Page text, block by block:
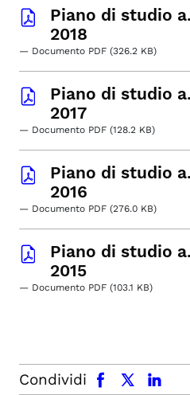
Piano di studio
2018
— Documento PDF (326.2 KB)
Piano di studio
2017
— Documento PDF (128.2 KB)
Piano di studio
2016
— Documento PDF (276.0 KB)
Piano di studio
2015
— Documento PDF (103.1 KB)
Condividi
facebook x.com linkedin